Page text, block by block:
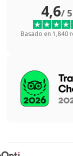
4,6/ 5
Basado en 1,840